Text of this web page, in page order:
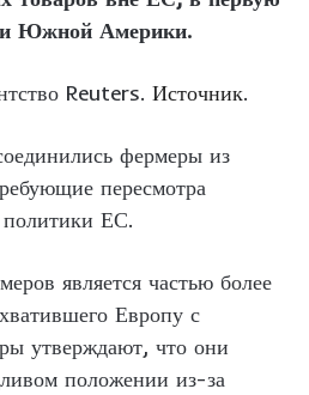
и Южной Америки.
Reuters. Источник.
фермеры из
пересмотра
политики ЕС.
является частью более
Европу с
утверждают, что они
положении из-за